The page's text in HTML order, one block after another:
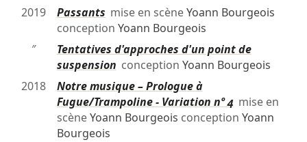
2019
Passants mise en scèneYoann Bourgeois
conception Yoann Bourgeois
″
Tentatives d'approches d'un point de
suspension conception Yoann Bourgeois
2018
Notre musique – Prologue à
Fugue/Trampoline - Variation nº 4 mise en
scèneYoann Bourgeois conception Yoann
Bourgeois